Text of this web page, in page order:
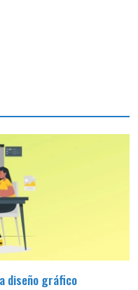
diseño gráfico